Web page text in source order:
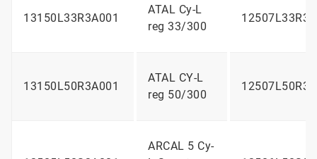
13150L33R3A001
ATAL Cy-L
reg 33/300
13150L50R3A001
ATAL CY-L
reg 50/300
ARCAL 5 Cy-